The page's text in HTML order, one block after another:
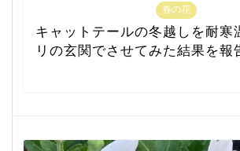
春の花
キャットテールの冬越しを耐寒
リの玄関でさせてみた結果を報